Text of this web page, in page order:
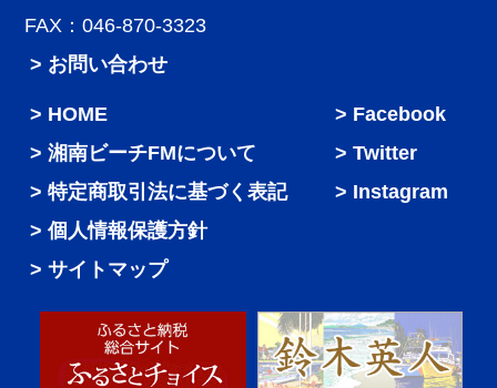
FAX：046-870-3323
> お問い合わせ
HOME
湘南ビーチFMについて
特定商取引法に基づく表記
個人情報保護方針
サイトマップ
Facebook
Twitter
Instagram